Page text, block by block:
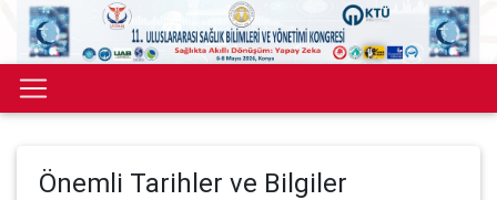
Önemli Tarihler ve Bilgiler